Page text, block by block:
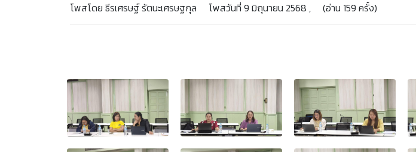
โพสโดย ธีรเศรษฐ์ รัตนะเศรษฐกุล โพสวันที่ 9 มิถุนายน 2568 , (อ่าน 159 ครั้ง)